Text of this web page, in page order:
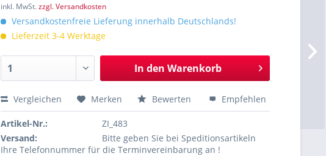
inkl. MwSt.zzgl. Versandkosten
Versandkostenfreie Lieferung innerhalb Deutschlands!
Lieferzeit 3-4 Werktage
In den Warenkorb
Vergleichen Merken Bewerten Empfehlen
Artikel-Nr.:
ZI_483
Versand:
Bitte geben Sie bei Speditionsartikeln
Ihre Telefonnummer für die Terminvereinbarung an !